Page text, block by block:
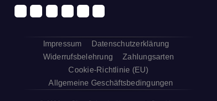
Impressum
Datenschutzerklärung
Widerrufsbelehrung
Zahlungsarten
Cookie-Richtlinie (EU)
Allgemeine Geschäftsbedingungen